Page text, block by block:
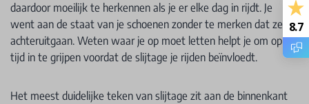
daardoor moeilijk te herkennen als je er elke dag in rijdt. Je
went aan de staat van je schoenen zonder te merken dat ze
achteruitgaan. Weten waar je op moet letten helpt je om op
tijd in te grijpen voordat de slijtage je rijden beïnvloedt.
Het meest duidelijke teken van slijtage zit aan de binnenkant
8.7